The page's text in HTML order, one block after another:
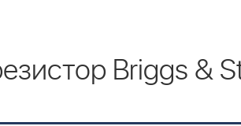
Briggs &